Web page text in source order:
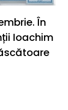
În
Ioachim